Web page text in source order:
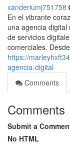
xanderiumj751758
En el vibrante
una agencia
de servicios
comerciales.
https://
agencia-digital
Comments
Comments
Submit a
No HTML